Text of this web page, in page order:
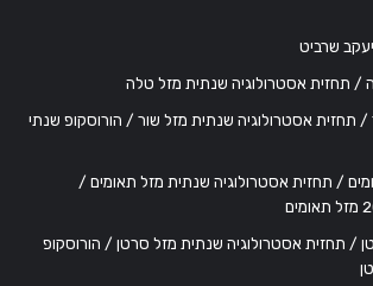
שרביט
2026 שור / תחזית אסטרולוגיה שנתית מזל שור / הורוסקופ שנתי
2026 תאומים / תחזית אסטרולוגיה שנתית מזל תאומים /
2026 סרטן / תחזית אסטרולוגיה שנתית מזל סרטן / הורוסקופ